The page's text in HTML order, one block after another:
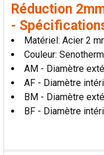
TOUT
SÉLECTIONNER
AJOUTER
LA
SÉLECTION
AU PANIER
Réduction
-
Matériel: Acier 2
Couleur:
AM - Diamètre
AF - Diamètre
BM - Diamètre
BF - Diamètre